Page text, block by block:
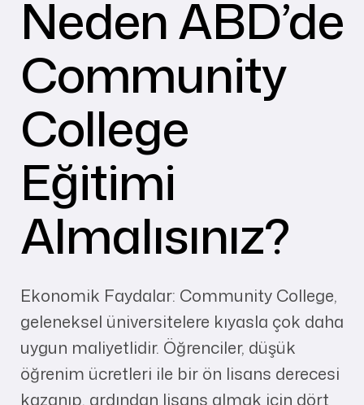
Neden ABD’de
Community
College
Eğitimi
Almalısınız?
Ekonomik Faydalar: Community College,
geleneksel üniversitelere kıyasla çok daha
uygun maliyetlidir. Öğrenciler, düşük
öğrenim ücretleri ile bir ön lisans derecesi
kazanıp, ardından lisans almak için dört